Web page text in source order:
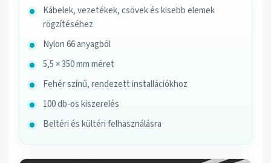
Kábelek, vezetékek, csövek és kisebb elemek
rögzítéséhez
Nylon 66 anyagból
5,5 × 350 mm méret
Fehér színű, rendezett installációkhoz
100 db-os kiszerelés
Beltéri és kültéri felhasználásra